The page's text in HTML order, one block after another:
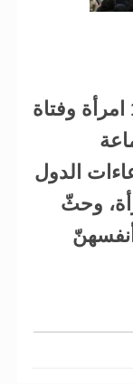
في خطابٍ أمام أكثر من 1700 امرأة وفتاة
الدول
وحثّ